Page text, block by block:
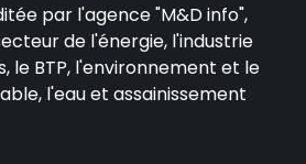
par l'agence "M&D info",
de l'énergie, l'industrie
le BTP, l'environnement et le
l'eau et assainissement